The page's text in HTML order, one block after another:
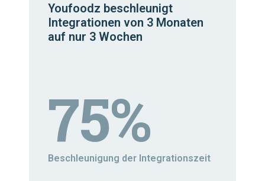
Youfoodz beschleunigt
Integrationen von 3 Monaten
auf nur 3 Wochen
75%
Beschleunigung der Integrationszeit